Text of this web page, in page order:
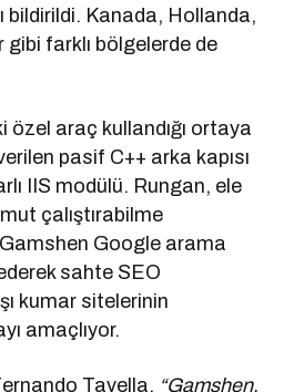
bildirildi. Kanada, Hollanda,
farklı bölgelerde de
özel araç kullandığı ortaya
pasif C++ arka kapısı
IIS modülü. Rungan, ele
çalıştırabilme
Google arama
sahte SEO
kumar sitelerinin
amaçlıyor.
Tavella, “Gamshen,